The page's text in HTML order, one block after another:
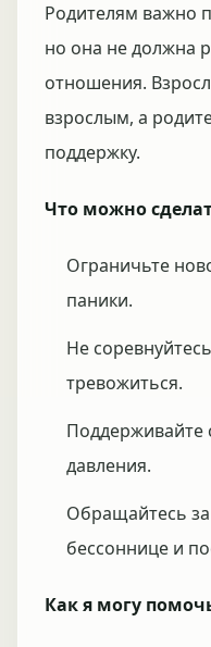
Родителям важно
но она не должна
отношения.
взрослым, а
поддержку.
Что можно
Ограничьте
паники.
Не
тревожиться.
Поддерживайте
давления.
Обращайтесь
бессоннице и
Как я могу